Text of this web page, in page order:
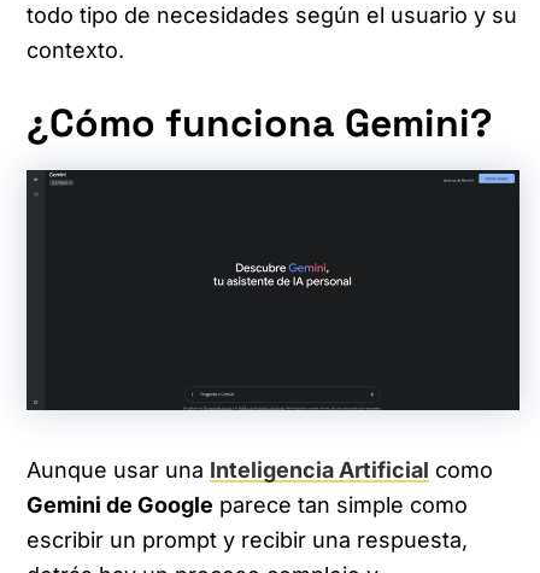
todo tipo de necesidades según el usuario y su
contexto.
¿Cómo funciona Gemini?
Aunque usar una Inteligencia Artificial como
Gemini de Google parece tan simple como
escribir un prompt y recibir una respuesta,